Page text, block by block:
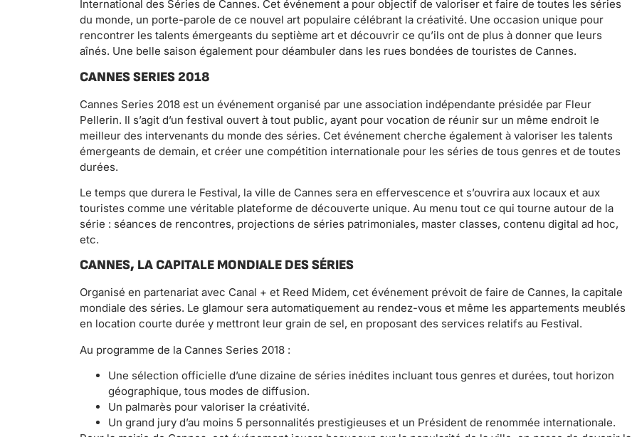
International des Séries de Cannes. Cet événement a pour objectif de valoriser et faire de toutes les séries
du monde, un porte-parole de ce nouvel art populaire célébrant la créativité. Une occasion unique pour
rencontrer les talents émergeants du septième art et découvrir ce qu’ils ont de plus à donner que leurs
aînés. Une belle saison également pour déambuler dans les rues bondées de touristes de Cannes.
CANNES SERIES 2018
Cannes Series 2018 est un événement organisé par une association indépendante présidée par Fleur
Pellerin. Il s’agit d’un festival ouvert à tout public, ayant pour vocation de réunir sur un même endroit le
meilleur des intervenants du monde des séries. Cet événement cherche également à valoriser les talents
émergeants de demain, et créer une compétition internationale pour les séries de tous genres et de toutes
durées.
Le temps que durera le Festival, la ville de Cannes sera en effervescence et s’ouvrira aux locaux et aux
touristes comme une véritable plateforme de découverte unique. Au menu tout ce qui tourne autour de la
série : séances de rencontres, projections de séries patrimoniales, master classes, contenu digital ad hoc,
etc.
CANNES, LA CAPITALE MONDIALE DES SÉRIES
Organisé en partenariat avec Canal + et Reed Midem, cet événement prévoit de faire de Cannes, la capitale
mondiale des séries. Le glamour sera automatiquement au rendez-vous et même les appartements meublés
en location courte durée y mettront leur grain de sel, en proposant des services relatifs au Festival.
Au programme de la Cannes Series 2018 :
Une sélection officielle d’une dizaine de séries inédites incluant tous genres et durées, tout horizon
géographique, tous modes de diffusion.
Un palmarès pour valoriser la créativité.
Un grand jury d’au moins 5 personnalités prestigieuses et un Président de renommée internationale.